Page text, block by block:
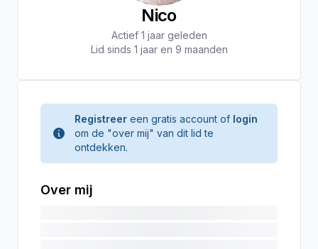
Nico
Actief 1 jaar geleden
Lid sinds 1 jaar en 9 maanden
Registreer een gratis account of login
om de "over mij" van dit lid te
ontdekken.
Over mij